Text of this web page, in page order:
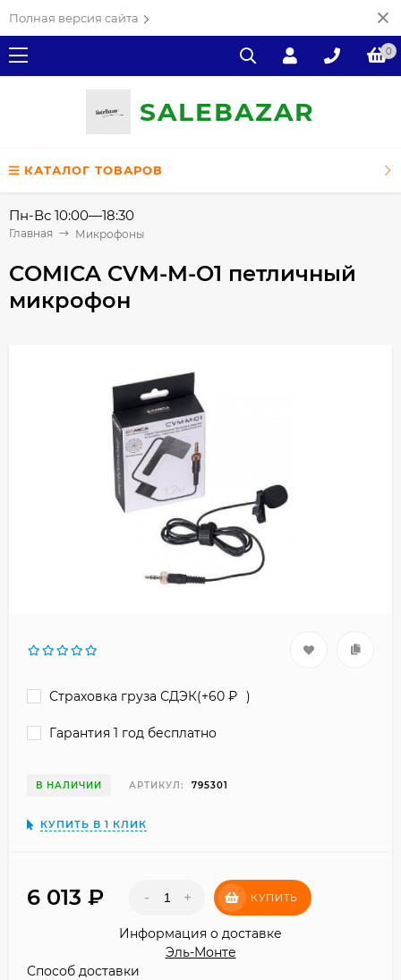
Полная версия сайта
0
SALEВAZAR
КАТАЛОГ ТОВАРОВ
Пн-Вс 10:00—18:30
Главная Микрофоны
COMICA CVM-M-O1 петличный
микрофон
Страховка груза СДЭК(+60 )
Гарантия 1 год бесплатно
В НАЛИЧИИ АРТИКУЛ: 795301
КУПИТЬ В 1 КЛИК
6 013 - + КУПИТЬ
Информация о доставке
Эль-Монте
Способ доставки